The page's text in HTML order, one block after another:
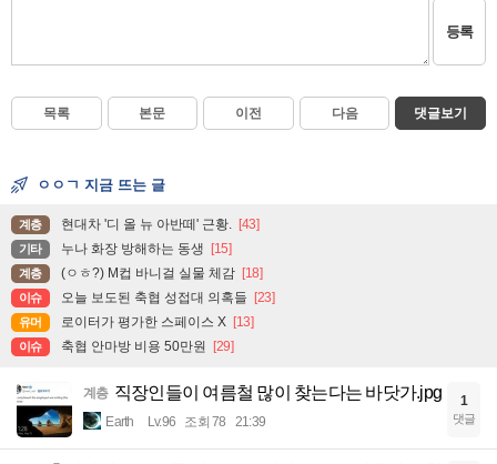
등록
목록 본문 이전 다음 댓글보기
ㅇㅇㄱ 지금 뜨는 글
계층 현대차 '디 올 뉴 아반떼' 근황. [43]
기타 누나 화장 방해하는 동생 [15]
계층 (ㅇㅎ?) M컵 바니걸 실물 체감 [18]
이슈 오늘 보도된 축협 성접대 의혹들 [23]
유머 로이터가 평가한 스페이스 X [13]
이슈 축협 안마방 비용 50만원 [29]
계층 직장인들이 여름철 많이 찾는다는 바닷가.jpg
Earth Lv.96 조회 78 21:39
1
댓글